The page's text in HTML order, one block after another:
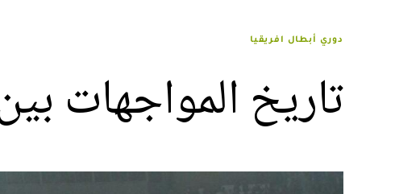
دوري أبطال افريقيا
تاريخ المواجهات